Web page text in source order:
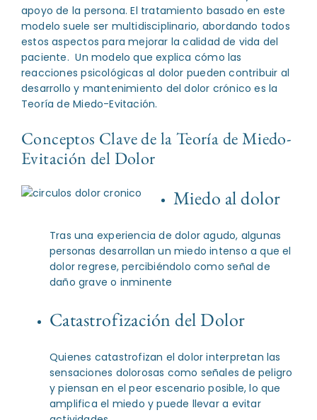
apoyo de la persona. El tratamiento basado en este
modelo suele ser multidisciplinario, abordando todos
estos aspectos para mejorar la calidad de vida del
paciente. Un modelo que explica cómo las
reacciones psicológicas al dolor pueden contribuir al
desarrollo y mantenimiento del dolor crónico es la
Teoría de Miedo-Evitación.
Conceptos Clave de la Teoría de Miedo-
Evitación del Dolor
Miedo al dolor
Tras una experiencia de dolor agudo, algunas
personas desarrollan un miedo intenso a que el
dolor regrese, percibiéndolo como señal de
daño grave o inminente
Catastrofización del Dolor
Quienes catastrofizan el dolor interpretan las
sensaciones dolorosas como señales de peligro
y piensan en el peor escenario posible, lo que
amplifica el miedo y puede llevar a evitar